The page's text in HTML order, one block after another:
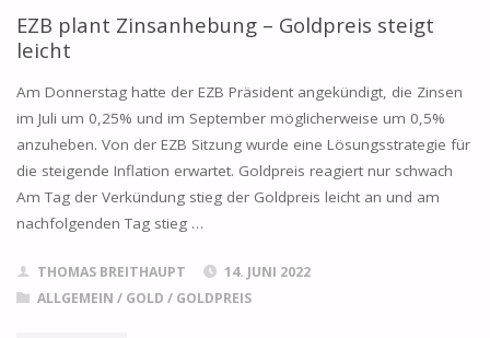
GOLD
SECHSMONATSTIEF
FÄLLT"
EZB plant Zinsanhebung – Goldpreis steigt
leicht
Am Donnerstag hatte der EZB Präsident angekündigt, die Zinsen
im Juli um 0,25% und im September möglicherweise um 0,5%
anzuheben. Von der EZB Sitzung wurde eine Lösungsstrategie für
die steigende Inflation erwartet. Goldpreis reagiert nur schwach
Am Tag der Verkündung stieg der Goldpreis leicht an und am
nachfolgenden Tag stieg …
THOMAS BREITHAUPT
14. JUNI 2022
ALLGEMEIN / GOLD / GOLDPREIS